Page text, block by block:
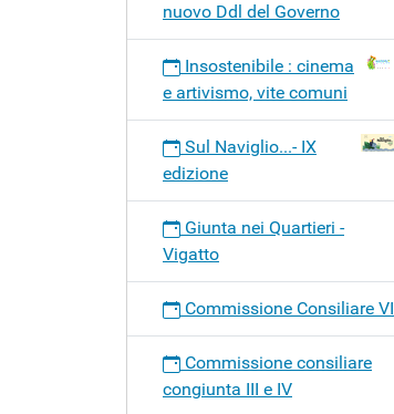
nuovo Ddl del Governo
Insostenibile : cinema
e artivismo, vite comuni
Sul Naviglio...- IX
edizione
Giunta nei Quartieri -
Vigatto
Commissione Consiliare VI
Commissione consiliare
congiunta III e IV